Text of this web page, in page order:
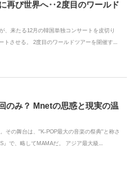
再び世界へ‥2度目のワールド
、来たる12月の韓国単独コンサートを皮切り
トさせる。 2度目のワールドツアーを開催す...
のみ？ Mnetの思惑と現実の温
その舞台は、"K-POP最大の音楽の祭典"と称さ
』で、略してMAMAだ。 アジア最大級...